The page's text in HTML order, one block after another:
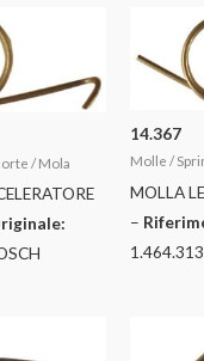
/ Mola
14.367
Molle /
MOLLA
–